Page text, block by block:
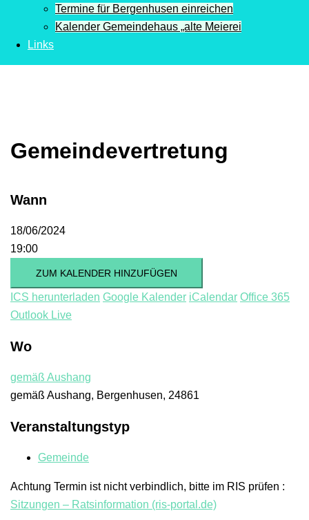
Termine für Bergenhusen einreichen
Kalender Gemeindehaus „alte Meierei
Links
Gemeindevertretung
Wann
18/06/2024
19:00
ZUM KALENDER HINZUFÜGEN
ICS herunterladen Google Kalender iCalendar Office 365
Outlook Live
Wo
gemäß Aushang
gemäß Aushang, Bergenhusen, 24861
Veranstaltungstyp
Gemeinde
Achtung Termin ist nicht verbindlich, bitte im RIS prüfen :
Sitzungen – Ratsinformation (ris-portal.de)